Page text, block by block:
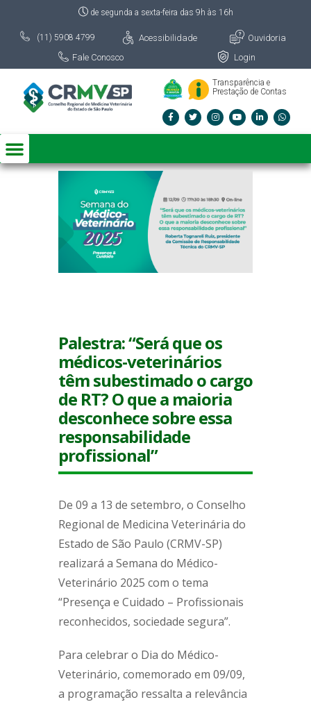
de segunda a sexta-feira das 9h às 16h
(11) 5908 4799 Acessibilidade
Ouvidoria
Fale Conosco
Login
Transparência e
Prestação de Contas
Palestra: “Será que os
médicos-veterinários
têm subestimado o cargo
de RT? O que a maioria
desconhece sobre essa
responsabilidade
profissional”
De 09 a 13 de setembro, o Conselho
Regional de Medicina Veterinária do
Estado de São Paulo (CRMV-SP)
realizará a Semana do Médico-
Veterinário 2025 com o tema
“Presença e Cuidado – Profissionais
reconhecidos, sociedade segura”.
Para celebrar o Dia do Médico-
Veterinário, comemorado em 09/09,
a programação ressalta a relevância